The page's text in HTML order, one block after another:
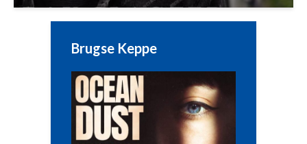
Brugse Keppe